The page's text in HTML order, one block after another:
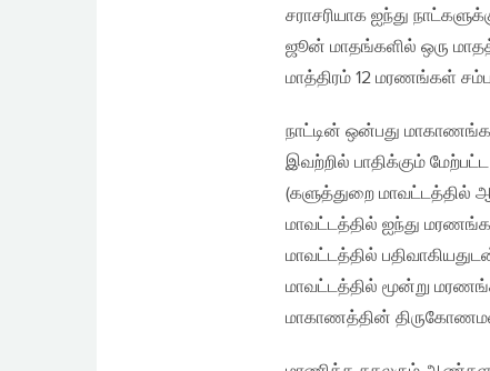
சராசரியாக ஐந்து
ஜூன் மாதங்களில் ஒரு
மாத்திரம் 12 மரணங்கள்
நாட்டின் ஒன்பது
இவற்றில் பாதிக்கும்
(களுத்துறை மாவட்டத்தில்
மாவட்டத்தில் ஐந்து
மாவட்டத்தில்
மாவட்டத்தில் மூன்று
மாகாணத்தின்